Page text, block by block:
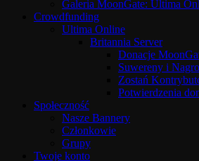
Galeria MoonGate: Ultima
Crowdfunding
Ultima Online
Britannia Server
Donacje
Suwereny i
Zostań
Potwierdzenia
Społeczność
Nasze Bannery
Członkowie
Grupy
Twoje konto